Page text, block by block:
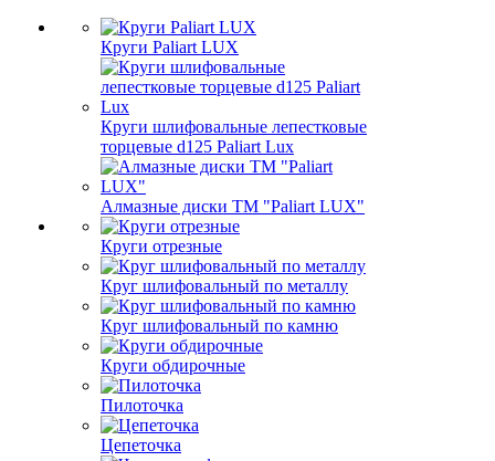
Круги Paliart LUX
Круги шлифовальные лепестковые
торцевые d125 Paliart Lux
Алмазные диски ТМ "Paliart LUX"
Круги отрезные
Круг шлифовальный по металлу
Круг шлифовальный по камню
Круги обдирочные
Пилоточка
Цепеточка